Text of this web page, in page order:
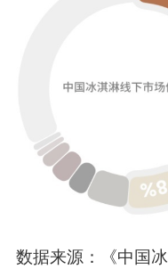
数据来源：《中国